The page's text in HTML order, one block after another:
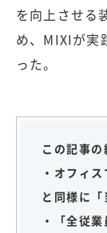
を向上させる
め、MIXIが実
った。
この記事
・オフィ
と同様に「
・「全従